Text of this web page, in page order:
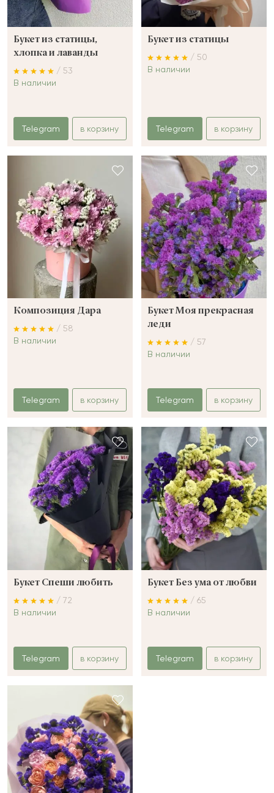
Букет из статицы,
хлопка и лаванды
/ 53
В наличии
Telegram в корзину
Букет из статицы
/ 50
В наличии
Telegram в корзину
Композиция Дара
/ 58
В наличии
Telegram в корзину
Букет Моя прекрасная
леди
/ 57
В наличии
Telegram в корзину
Букет Спеши любить
/ 72
В наличии
Telegram в корзину
Букет Без ума от любви
/ 65
В наличии
Telegram в корзину